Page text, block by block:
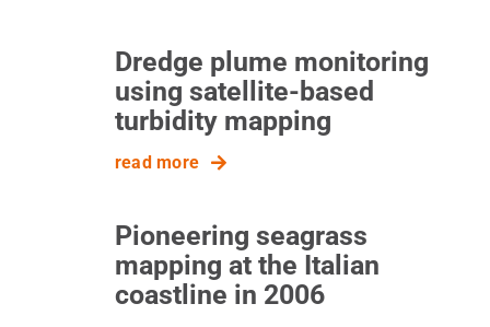
Dredge plume monitoring
using satellite-based
turbidity mapping
read more
Pioneering seagrass
mapping at the Italian
coastline in 2006